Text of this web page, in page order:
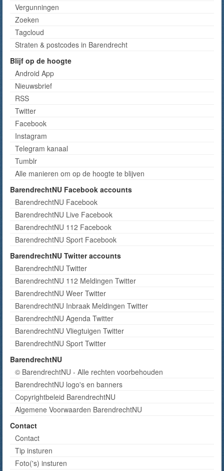
Vergunningen
Zoeken
Tagcloud
Straten & postcodes in Barendrecht
Blijf op de hoogte
Android App
Nieuwsbrief
RSS
Twitter
Facebook
Instagram
Telegram kanaal
Tumblr
Alle manieren om op de hoogte te blijven
BarendrechtNU Facebook accounts
BarendrechtNU Facebook
BarendrechtNU Live Facebook
BarendrechtNU 112 Facebook
BarendrechtNU Sport Facebook
BarendrechtNU Twitter accounts
BarendrechtNU Twitter
BarendrechtNU 112 Meldingen Twitter
BarendrechtNU Weer Twitter
BarendrechtNU Inbraak Meldingen Twitter
BarendrechtNU Agenda Twitter
BarendrechtNU Vliegtuigen Twitter
BarendrechtNU Sport Twitter
BarendrechtNU
© BarendrechtNU - Alle rechten voorbehouden
BarendrechtNU logo's en banners
Copyrightbeleid BarendrechtNU
Algemene Voorwaarden BarendrechtNU
Contact
Contact
Tip insturen
Foto('s) insturen